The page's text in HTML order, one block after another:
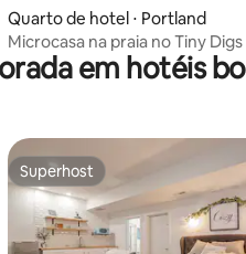
Quarto de hotel ⋅ Portland
Microcasa na praia no Tiny
Vibe de praiaem hotéis
Superhost
Superhost